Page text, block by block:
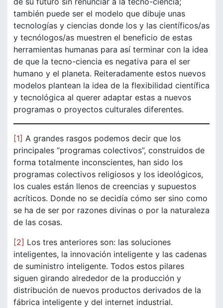
también puede ser el modelo que dibuje unas
tecnologías y ciencias donde los y las científicos/as
y tecnólogos/as muestren el beneficio de estas
herramientas humanas para así terminar con la idea
de que la tecno-ciencia es negativa para el ser
humano y el planeta. Reiteradamente estos nuevos
modelos plantean la idea de la flexibilidad científica
y tecnológica al querer adaptar estas a nuevos
programas o proyectos culturales diferentes.
[1] A grandes rasgos podemos decir que los
principales “programas colectivos”, construidos de
forma totalmente inconscientes, han sido los
programas colectivos religiosos y los ideológicos,
los cuales están llenos de creencias y supuestos
acríticos. Donde no se decidía cómo ser sino como
se ha de ser por razones divinas o por la naturaleza
de las cosas.
[2] Los tres anteriores son: las soluciones
inteligentes, la innovación inteligente y las cadenas
de suministro inteligente. Todos estos pilares
siguen girando alrededor de la producción y
distribución de nuevos productos derivados de la
fábrica inteligente y del internet industrial.